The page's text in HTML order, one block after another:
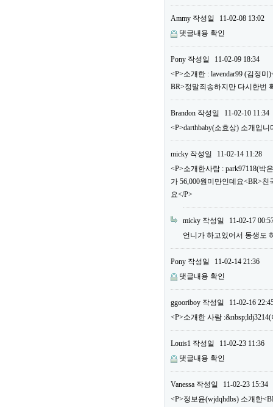
Ammy 작성일
11-02-08 13:02
댓글내용 확인
Pony 작성일
11-02-09 18:34
<P>소개한 : lavendar99 (김정
BR>정말죄송하지만 다시한번
Brandon 작성일
11-02-10 11:34
<P>darthbaby(소효상) 소개입니
micky 작성일
11-02-14 11:28
<P>소개한사람 : park97118(박
가 56,000원미만인데요<BR>
요</P>
micky 작성일
11-02-17
언니가 하고있어서 동생도
Pony 작성일
11-02-14 21:36
댓글내용 확인
ggooriboy 작성일
11-02-16
<P>소개한 사람
Louis1 작성일
11-02-23 11:36
댓글내용 확인
Vanessa 작성일
11-02-23 15:34
<P>정보윤(wjdqhdbs) 소개한